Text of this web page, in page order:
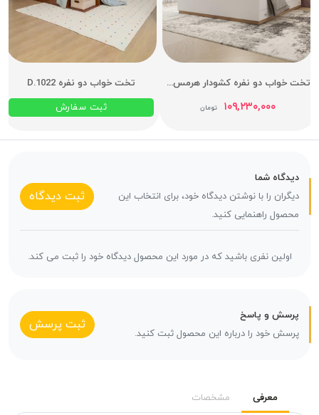
تخت خواب دو نفره کشودار هرمس عرض 160
۱۰۹,۲۳۰,۰۰۰ تومان
تخت خواب دو نفره D.1022
ثبت سفارش
دیدگاه شما
دیگران را با نوشتن دیدگاه خود، برای انتخاب این
محصول راهنمایی کنید.
ثبت دیدگاه
اولین نفری باشید که در مورد این محصول دیدگاه خود را ثبت می کند.
پرسش و پاسخ
پرسش خود را درباره این محصول ثبت کنید.
ثبت پرسش
معرفی مشخصات